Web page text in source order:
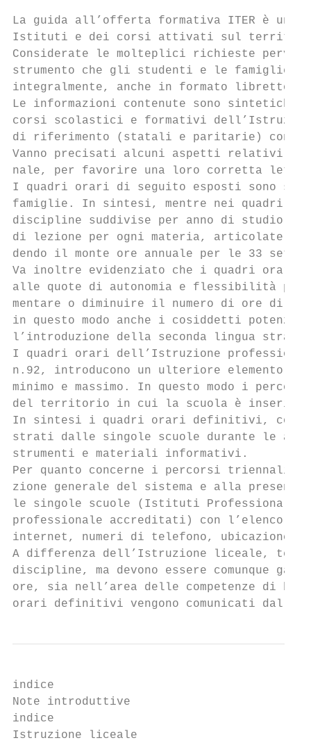
La guida all’offerta formativa ITER è uno
Istituti e dei corsi attivati sul territorio
Considerate le molteplici richieste
strumento che gli studenti e le famiglie
integralmente, anche in formato libretto.
Le informazioni contenute sono
corsi scolastici e formativi
di riferimento (statali e paritarie) con
Vanno precisati alcuni aspetti relativi
nale, per favorire una loro corretta
I quadri orari di seguito esposti sono
famiglie. In sintesi, mentre nei quadri
discipline suddivise per anno di studio,
di lezione per ogni materia, articolate
dendo il monte ore annuale per le 33
Va inoltre evidenziato che i quadri orari
alle quote di autonomia e flessibilità
mentare o diminuire il numero di ore di
in questo modo anche i cosiddetti
l’introduzione della seconda lingua
I quadri orari dell’Istruzione
n.92, introducono un ulteriore elemento
minimo e massimo. In questo modo i
del territorio in cui la scuola è inserita
In sintesi i quadri orari definitivi, con
strati dalle singole scuole durante le
strumenti e materiali informativi.
Per quanto concerne i percorsi triennali
zione generale del sistema e alla
le singole scuole (Istituti Professionali
professionale accreditati) con
internet, numeri di telefono, ubicazione
A differenza dell’Istruzione liceale,
discipline, ma devono essere comunque
ore, sia nell’area delle competenze di
orari definitivi vengono comunicati dalle
indice
Note introduttive
indice
Istruzione liceale									pag.                             7